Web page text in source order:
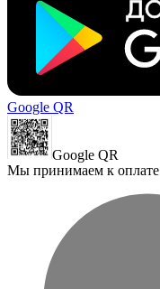
Google QR
Google QR
Мы принимаем к оплате